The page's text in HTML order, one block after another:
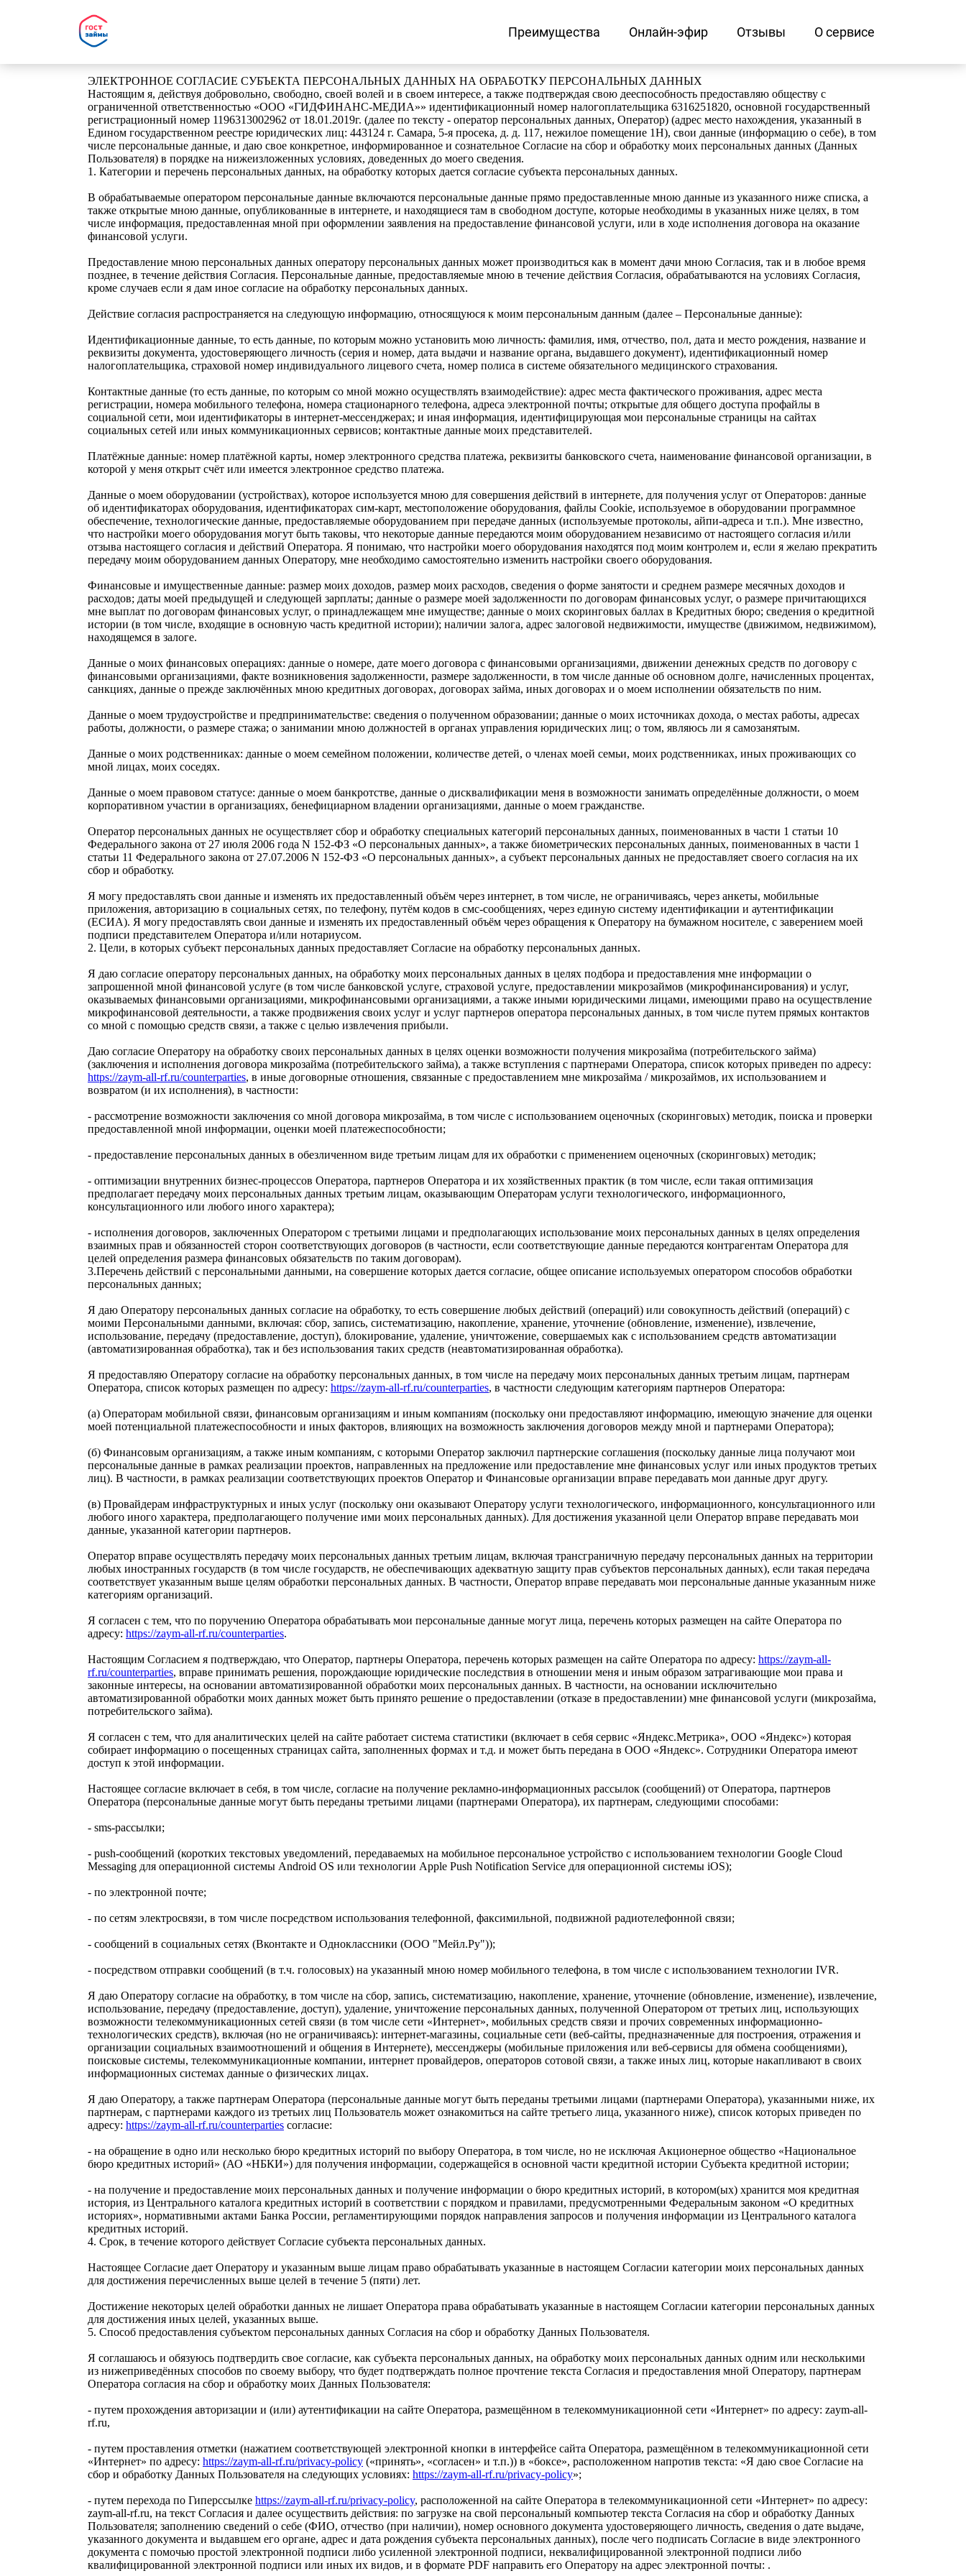
Преимущества Онлайн-эфир Отзывы О сервисе
ЭЛЕКТРОННОЕ СОГЛАСИЕ СУБЪЕКТА ПЕРСОНАЛЬНЫХ ДАННЫХ НА ОБРАБОТКУ ПЕРСОНАЛЬНЫХ ДАННЫХ
Настоящим я, действуя добровольно, свободно, своей волей и в своем интересе, а также подтверждая свою дееспособность предоставляю обществу с
ограниченной ответственностью «ООО «ГИДФИНАНС-МЕДИА»» идентификационный номер налогоплательщика 6316251820, основной государственный
регистрационный номер 1196313002962 от 18.01.2019г. (далее по тексту - оператор персональных данных, Оператор) (адрес место нахождения, указанный в
Едином государственном реестре юридических лиц: 443124 г. Самара, 5-я просека, д. д. 117, нежилое помещение 1Н), свои данные (информацию о себе), в том
числе персональные данные, и даю свое конкретное, информированное и сознательное Согласие на сбор и обработку моих персональных данных (Данных
Пользователя) в порядке на нижеизложенных условиях, доведенных до моего сведения.
1. Категории и перечень персональных данных, на обработку которых дается согласие субъекта персональных данных.
В обрабатываемые оператором персональные данные включаются персональные данные прямо предоставленные мною данные из указанного ниже списка, а
также открытые мною данные, опубликованные в интернете, и находящиеся там в свободном доступе, которые необходимы в указанных ниже целях, в том
числе информация, предоставленная мной при оформлении заявления на предоставление финансовой услуги, или в ходе исполнения договора на оказание
финансовой услуги.
Предоставление мною персональных данных оператору персональных данных может производиться как в момент дачи мною Согласия, так и в любое время
позднее, в течение действия Согласия. Персональные данные, предоставляемые мною в течение действия Согласия, обрабатываются на условиях Согласия,
кроме случаев если я дам иное согласие на обработку персональных данных.
Действие согласия распространяется на следующую информацию, относящуюся к моим персональным данным (далее – Персональные данные):
Идентификационные данные, то есть данные, по которым можно установить мою личность: фамилия, имя, отчество, пол, дата и место рождения, название и
реквизиты документа, удостоверяющего личность (серия и номер, дата выдачи и название органа, выдавшего документ), идентификационный номер
налогоплательщика, страховой номер индивидуального лицевого счета, номер полиса в системе обязательного медицинского страхования.
Контактные данные (то есть данные, по которым со мной можно осуществлять взаимодействие): адрес места фактического проживания, адрес места
регистрации, номера мобильного телефона, номера стационарного телефона, адреса электронной почты; открытые для общего доступа профайлы в
социальной сети, мои идентификаторы в интернет-мессенджерах; и иная информация, идентифицирующая мои персональные страницы на сайтах
социальных сетей или иных коммуникационных сервисов; контактные данные моих представителей.
Платёжные данные: номер платёжной карты, номер электронного средства платежа, реквизиты банковского счета, наименование финансовой организации, в
которой у меня открыт счёт или имеется электронное средство платежа.
Данные о моем оборудовании (устройствах), которое используется мною для совершения действий в интернете, для получения услуг от Операторов: данные
об идентификаторах оборудования, идентификаторах сим-карт, местоположение оборудования, файлы Cookie, используемое в оборудовании программное
обеспечение, технологические данные, предоставляемые оборудованием при передаче данных (используемые протоколы, айпи-адреса и т.п.). Мне известно,
что настройки моего оборудования могут быть таковы, что некоторые данные передаются моим оборудованием независимо от настоящего согласия и/или
отзыва настоящего согласия и действий Оператора. Я понимаю, что настройки моего оборудования находятся под моим контролем и, если я желаю прекратить
передачу моим оборудованием данных Оператору, мне необходимо самостоятельно изменить настройки своего оборудования.
Финансовые и имущественные данные: размер моих доходов, размер моих расходов, сведения о форме занятости и среднем размере месячных доходов и
расходов; даты моей предыдущей и следующей зарплаты; данные о размере моей задолженности по договорам финансовых услуг, о размере причитающихся
мне выплат по договорам финансовых услуг, о принадлежащем мне имуществе; данные о моих скоринговых баллах в Кредитных бюро; сведения о кредитной
истории (в том числе, входящие в основную часть кредитной истории); наличии залога, адрес залоговой недвижимости, имуществе (движимом, недвижимом),
находящемся в залоге.
Данные о моих финансовых операциях: данные о номере, дате моего договора с финансовыми организациями, движении денежных средств по договору с
финансовыми организациями, факте возникновения задолженности, размере задолженности, в том числе данные об основном долге, начисленных процентах,
санкциях, данные о прежде заключённых мною кредитных договорах, договорах займа, иных договорах и о моем исполнении обязательств по ним.
Данные о моем трудоустройстве и предпринимательстве: сведения о полученном образовании; данные о моих источниках дохода, о местах работы, адресах
работы, должности, о размере стажа; о занимании мною должностей в органах управления юридических лиц; о том, являюсь ли я самозанятым.
Данные о моих родственниках: данные о моем семейном положении, количестве детей, о членах моей семьи, моих родственниках, иных проживающих со
мной лицах, моих соседях.
Данные о моем правовом статусе: данные о моем банкротстве, данные о дисквалификации меня в возможности занимать определённые должности, о моем
корпоративном участии в организациях, бенефициарном владении организациями, данные о моем гражданстве.
Оператор персональных данных не осуществляет сбор и обработку специальных категорий персональных данных, поименованных в части 1 статьи 10
Федерального закона от 27 июля 2006 года N 152-ФЗ «О персональных данных», а также биометрических персональных данных, поименованных в части 1
статьи 11 Федерального закона от 27.07.2006 N 152-ФЗ «О персональных данных», а субъект персональных данных не предоставляет своего согласия на их
сбор и обработку.
Я могу предоставлять свои данные и изменять их предоставленный объём через интернет, в том числе, не ограничиваясь, через анкеты, мобильные
приложения, авторизацию в социальных сетях, по телефону, путём кодов в смс-сообщениях, через единую систему идентификации и аутентификации
(ЕСИА). Я могу предоставлять свои данные и изменять их предоставленный объём через обращения к Оператору на бумажном носителе, с заверением моей
подписи представителем Оператора и/или нотариусом.
2. Цели, в которых субъект персональных данных предоставляет Согласие на обработку персональных данных.
Я даю согласие оператору персональных данных, на обработку моих персональных данных в целях подбора и предоставления мне информации о
запрошенной мной финансовой услуге (в том числе банковской услуге, страховой услуге, предоставлении микрозаймов (микрофинансирования) и услуг,
оказываемых финансовыми организациями, микрофинансовыми организациями, а также иными юридическими лицами, имеющими право на осуществление
микрофинансовой деятельности, а также продвижения своих услуг и услуг партнеров оператора персональных данных, в том числе путем прямых контактов
со мной с помощью средств связи, а также с целью извлечения прибыли.
Даю согласие Оператору на обработку своих персональных данных в целях оценки возможности получения микрозайма (потребительского займа)
(заключения и исполнения договора микрозайма (потребительского займа), а также вступления с партнерами Оператора, список которых приведен по адресу:
https://zaym-all-rf.ru/counterparties, в иные договорные отношения, связанные с предоставлением мне микрозайма / микрозаймов, их использованием и
возвратом (и их исполнения), в частности:
- рассмотрение возможности заключения со мной договора микрозайма, в том числе с использованием оценочных (скоринговых) методик, поиска и проверки
предоставленной мной информации, оценки моей платежеспособности;
- предоставление персональных данных в обезличенном виде третьим лицам для их обработки с применением оценочных (скоринговых) методик;
- оптимизации внутренних бизнес-процессов Оператора, партнеров Оператора и их хозяйственных практик (в том числе, если такая оптимизация
предполагает передачу моих персональных данных третьим лицам, оказывающим Операторам услуги технологического, информационного,
консультационного или любого иного характера);
- исполнения договоров, заключенных Оператором с третьими лицами и предполагающих использование моих персональных данных в целях определения
взаимных прав и обязанностей сторон соответствующих договоров (в частности, если соответствующие данные передаются контрагентам Оператора для
целей определения размера финансовых обязательств по таким договорам).
3.Перечень действий с персональными данными, на совершение которых дается согласие, общее описание используемых оператором способов обработки
персональных данных;
Я даю Оператору персональных данных согласие на обработку, то есть совершение любых действий (операций) или совокупность действий (операций) с
моими Персональными данными, включая: сбор, запись, систематизацию, накопление, хранение, уточнение (обновление, изменение), извлечение,
использование, передачу (предоставление, доступ), блокирование, удаление, уничтожение, совершаемых как с использованием средств автоматизации
(автоматизированная обработка), так и без использования таких средств (неавтоматизированная обработка).
Я предоставляю Оператору согласие на обработку персональных данных, в том числе на передачу моих персональных данных третьим лицам, партнерам
Оператора, список которых размещен по адресу: https://zaym-all-rf.ru/counterparties, в частности следующим категориям партнеров Оператора:
(а) Операторам мобильной связи, финансовым организациям и иным компаниям (поскольку они предоставляют информацию, имеющую значение для оценки
моей потенциальной платежеспособности и иных факторов, влияющих на возможность заключения договоров между мной и партнерами Оператора);
(б) Финансовым организациям, а также иным компаниям, с которыми Оператор заключил партнерские соглашения (поскольку данные лица получают мои
персональные данные в рамках реализации проектов, направленных на предложение или предоставление мне финансовых услуг или иных продуктов третьих
лиц). В частности, в рамках реализации соответствующих проектов Оператор и Финансовые организации вправе передавать мои данные друг другу.
(в) Провайдерам инфраструктурных и иных услуг (поскольку они оказывают Оператору услуги технологического, информационного, консультационного или
любого иного характера, предполагающего получение ими моих персональных данных). Для достижения указанной цели Оператор вправе передавать мои
данные, указанной категории партнеров.
Оператор вправе осуществлять передачу моих персональных данных третьим лицам, включая трансграничную передачу персональных данных на территории
любых иностранных государств (в том числе государств, не обеспечивающих адекватную защиту прав субъектов персональных данных), если такая передача
соответствует указанным выше целям обработки персональных данных. В частности, Оператор вправе передавать мои персональные данные указанным ниже
категориям организаций.
Я согласен с тем, что по поручению Оператора обрабатывать мои персональные данные могут лица, перечень которых размещен на сайте Оператора по
адресу: https://zaym-all-rf.ru/counterparties.
Настоящим Согласием я подтверждаю, что Оператор, партнеры Оператора, перечень которых размещен на сайте Оператора по адресу: https://zaym-all-
rf.ru/counterparties, вправе принимать решения, порождающие юридические последствия в отношении меня и иным образом затрагивающие мои права и
законные интересы, на основании автоматизированной обработки моих персональных данных. В частности, на основании исключительно
автоматизированной обработки моих данных может быть принято решение о предоставлении (отказе в предоставлении) мне финансовой услуги (микрозайма,
потребительского займа).
Я согласен с тем, что для аналитических целей на сайте работает система статистики (включает в себя сервис «Яндекс.Метрика», ООО «Яндекс») которая
собирает информацию о посещенных страницах сайта, заполненных формах и т.д. и может быть передана в ООО «Яндекс». Сотрудники Оператора имеют
доступ к этой информации.
Настоящее согласие включает в себя, в том числе, согласие на получение рекламно-информационных рассылок (сообщений) от Оператора, партнеров
Оператора (персональные данные могут быть переданы третьими лицами (партнерами Оператора), их партнерам, следующими способами:
- sms-рассылки;
- push-сообщений (коротких текстовых уведомлений, передаваемых на мобильное персональное устройство с использованием технологии Google Cloud
Messaging для операционной системы Android OS или технологии Apple Push Notification Service для операционной системы iOS);
- по электронной почте;
- по сетям электросвязи, в том числе посредством использования телефонной, факсимильной, подвижной радиотелефонной связи;
- сообщений в социальных сетях (Вконтакте и Одноклассники (ООО "Мейл.Ру"));
- посредством отправки сообщений (в т.ч. голосовых) на указанный мною номер мобильного телефона, в том числе с использованием технологии IVR.
Я даю Оператору согласие на обработку, в том числе на сбор, запись, систематизацию, накопление, хранение, уточнение (обновление, изменение), извлечение,
использование, передачу (предоставление, доступ), удаление, уничтожение персональных данных, полученной Оператором от третьих лиц, использующих
возможности телекоммуникационных сетей связи (в том числе сети «Интернет», мобильных средств связи и прочих современных информационно-
технологических средств), включая (но не ограничиваясь): интернет-магазины, социальные сети (веб-сайты, предназначенные для построения, отражения и
организации социальных взаимоотношений и общения в Интернете), мессенджеры (мобильные приложения или веб-сервисы для обмена сообщениями),
поисковые системы, телекоммуникационные компании, интернет провайдеров, операторов сотовой связи, а также иных лиц, которые накапливают в своих
информационных системах данные о физических лицах.
Я даю Оператору, а также партнерам Оператора (персональные данные могут быть переданы третьими лицами (партнерами Оператора), указанными ниже, их
партнерам, с партнерами каждого из третьих лиц Пользователь может ознакомиться на сайте третьего лица, указанного ниже), список которых приведен по
адресу: https://zaym-all-rf.ru/counterparties согласие:
- на обращение в одно или несколько бюро кредитных историй по выбору Оператора, в том числе, но не исключая Акционерное общество «Национальное
бюро кредитных историй» (АО «НБКИ») для получения информации, содержащейся в основной части кредитной истории Субъекта кредитной истории;
- на получение и предоставление моих персональных данных и получение информации о бюро кредитных историй, в котором(ых) хранится моя кредитная
история, из Центрального каталога кредитных историй в соответствии с порядком и правилами, предусмотренными Федеральным законом «О кредитных
историях», нормативными актами Банка России, регламентирующими порядок направления запросов и получения информации из Центрального каталога
кредитных историй.
4. Срок, в течение которого действует Согласие субъекта персональных данных.
Настоящее Согласие дает Оператору и указанным выше лицам право обрабатывать указанные в настоящем Согласии категории моих персональных данных
для достижения перечисленных выше целей в течение 5 (пяти) лет.
Достижение некоторых целей обработки данных не лишает Оператора права обрабатывать указанные в настоящем Согласии категории персональных данных
для достижения иных целей, указанных выше.
5. Способ предоставления субъектом персональных данных Согласия на сбор и обработку Данных Пользователя.
Я соглашаюсь и обязуюсь подтвердить свое согласие, как субъекта персональных данных, на обработку моих персональных данных одним или несколькими
из нижеприведённых способов по своему выбору, что будет подтверждать полное прочтение текста Согласия и предоставления мной Оператору, партнерам
Оператора согласия на сбор и обработку моих Данных Пользователя:
- путем прохождения авторизации и (или) аутентификации на сайте Оператора, размещённом в телекоммуникационной сети «Интернет» по адресу: zaym-all-
rf.ru,
- путем проставления отметки (нажатием соответствующей электронной кнопки в интерфейсе сайта Оператора, размещённом в телекоммуникационной сети
«Интернет» по адресу: https://zaym-all-rf.ru/privacy-policy («принять», «согласен» и т.п.)) в «боксе», расположенном напротив текста: «Я даю свое Согласие на
сбор и обработку Данных Пользователя на следующих условиях: https://zaym-all-rf.ru/privacy-policy»;
- путем перехода по Гиперссылке https://zaym-all-rf.ru/privacy-policy, расположенной на сайте Оператора в телекоммуникационной сети «Интернет» по адресу:
zaym-all-rf.ru, на текст Согласия и далее осуществить действия: по загрузке на свой персональный компьютер текста Согласия на сбор и обработку Данных
Пользователя; заполнению сведений о себе (ФИО, отчество (при наличии), номер основного документа удостоверяющего личность, сведения о дате выдаче,
указанного документа и выдавшем его органе, адрес и дата рождения субъекта персональных данных), после чего подписать Согласие в виде электронного
документа с помочью простой электронной подписи либо усиленной электронной подписи, неквалифицированной электронной подписи либо
квалифицированной электронной подписи или иных их видов, и в формате PDF направить его Оператору на адрес электронной почты: .